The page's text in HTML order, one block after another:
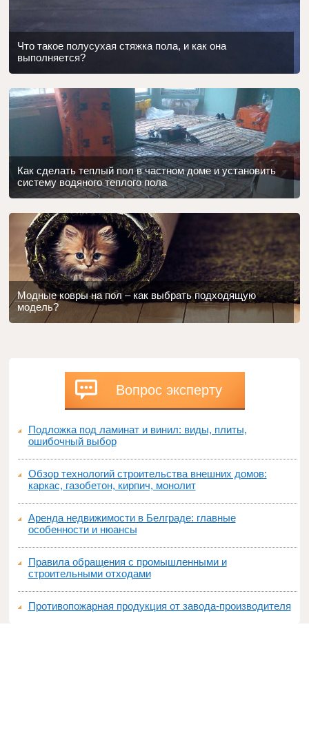
Что такое полусухая стяжка пола, и как она
выполняется?
Как сделать теплый пол в частном доме и установить
систему водяного теплого пола
Модные ковры на пол – как выбрать подходящую
модель?
Вопрос эксперту
Подложка под ламинат и винил: виды, плиты,
ошибочный выбор
Обзор технологий строительства внешних домов:
каркас, газобетон, кирпич, монолит
Аренда недвижимости в Белграде: главные
особенности и нюансы
Правила обращения с промышленными и
строительными отходами
Противопожарная продукция от завода-производителя